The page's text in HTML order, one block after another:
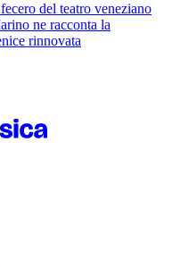
del teatro veneziano
ne racconta la
rinnovata